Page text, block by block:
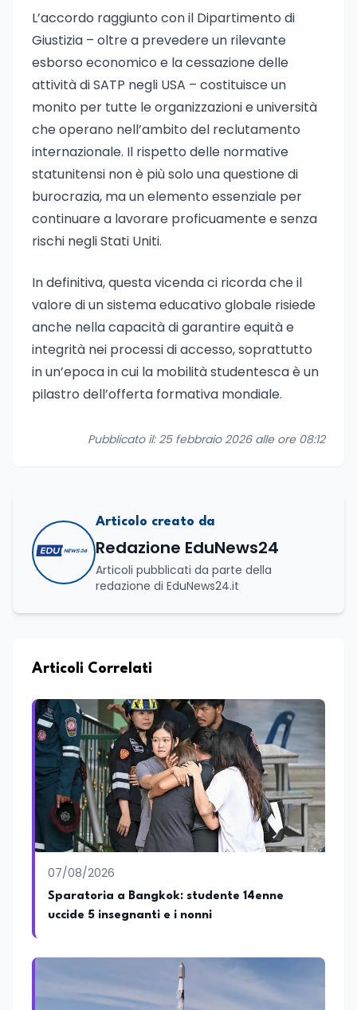
L’accordo raggiunto con il Dipartimento di
Giustizia – oltre a prevedere un rilevante
esborso economico e la cessazione delle
attività di SATP negli USA – costituisce un
monito per tutte le organizzazioni e università
che operano nell’ambito del reclutamento
internazionale. Il rispetto delle normative
statunitensi non è più solo una questione di
burocrazia, ma un elemento essenziale per
continuare a lavorare proficuamente e senza
rischi negli Stati Uniti.
In definitiva, questa vicenda ci ricorda che il
valore di un sistema educativo globale risiede
anche nella capacità di garantire equità e
integrità nei processi di accesso, soprattutto
in un’epoca in cui la mobilità studentesca è un
pilastro dell’offerta formativa mondiale.
Pubblicato il: 25 febbraio 2026 alle ore 08:12
Articolo creato da
Redazione EduNews24
Articoli pubblicati da parte della
redazione di EduNews24.it
Articoli Correlati
07/08/2026
Sparatoria a Bangkok: studente 14enne
uccide 5 insegnanti e i nonni